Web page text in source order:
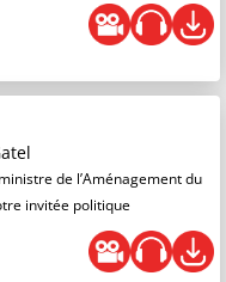
de l’Aménagement du
invitée politique